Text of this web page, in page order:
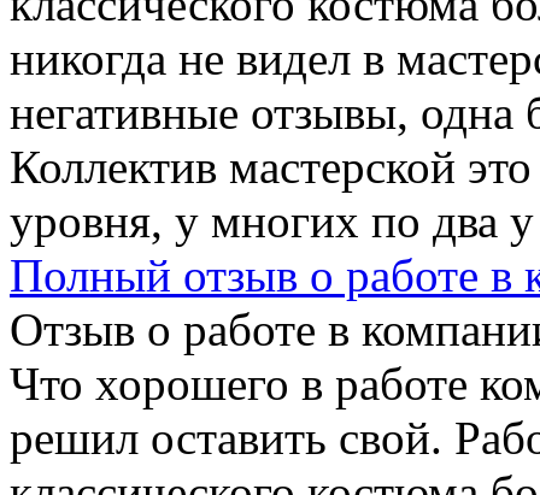
никогда не видел в
негативные отзывы, одна
Коллектив мастерской
уровня, у многих по два
Полный отзыв о работе в
Отзыв о работе в
Что хорошего в работе
решил оставить свой.